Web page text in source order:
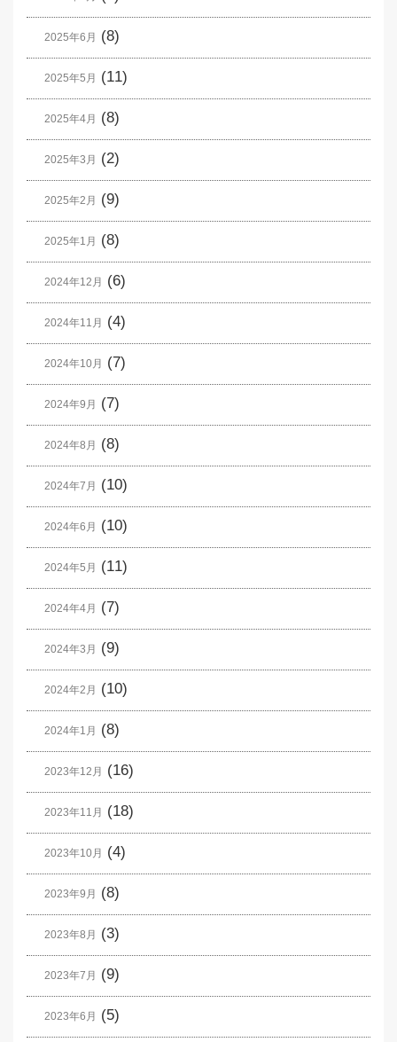
2025年6月 (8)
2025年5月 (11)
2025年4月 (8)
2025年3月 (2)
2025年2月 (9)
2025年1月 (8)
2024年12月 (6)
2024年11月 (4)
2024年10月 (7)
2024年9月 (7)
2024年8月 (8)
2024年7月 (10)
2024年6月 (10)
2024年5月 (11)
2024年4月 (7)
2024年3月 (9)
2024年2月 (10)
2024年1月 (8)
2023年12月 (16)
2023年11月 (18)
2023年10月 (4)
2023年9月 (8)
2023年8月 (3)
2023年7月 (9)
2023年6月 (5)